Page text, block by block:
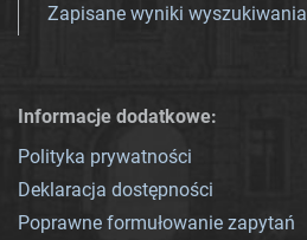
Zapisane wyniki wyszukiwania
Informacje dodatkowe:
Polityka prywatności
Deklaracja dostępności
Poprawne formułowanie zapytań